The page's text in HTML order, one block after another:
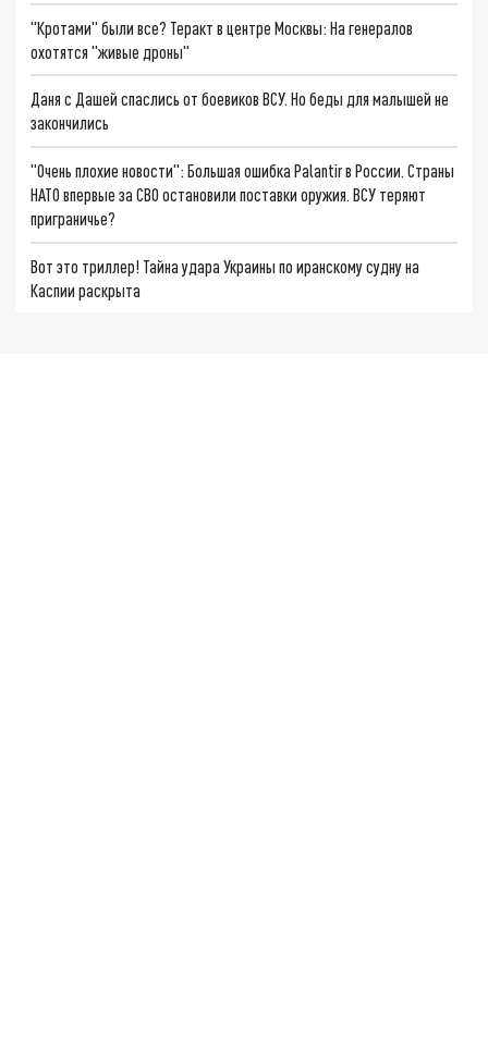
"Кротами" были все? Теракт в центре Москвы: На генералов
охотятся "живые дроны"
Даня с Дашей спаслись от боевиков ВСУ. Но беды для малышей не
закончились
"Очень плохие новости": Большая ошибка Palantir в России. Страны
НАТО впервые за СВО остановили поставки оружия. ВСУ теряют
приграничье?
Вот это триллер! Тайна удара Украины по иранскому судну на
Каспии раскрыта